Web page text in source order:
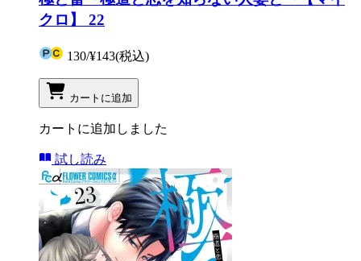
クロ】 22
130/¥143(税込)
カートに追加
カートに追加しました
試し読み